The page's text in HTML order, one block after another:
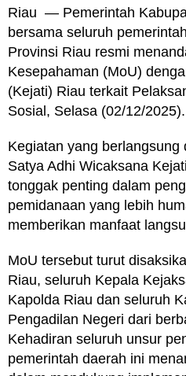
Riau — Pemerintah
bersama seluruh
Provinsi Riau resmi
Kesepahaman (MoU)
(Kejati) Riau terkait
Sosial, Selasa (02/12/2025).
Kegiatan yang berlangsung
Satya Adhi Wicaksana
tonggak penting dalam
pemidanaan yang lebih
memberikan manfaat
MoU tersebut turut
Riau, seluruh Kepala
Kapolda Riau dan seluruh
Pengadilan Negeri dari
Kehadiran seluruh unsur
pemerintah daerah ini